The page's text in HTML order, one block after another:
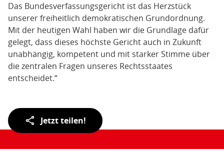
Das Bundesverfassungsgericht ist das Herzstück
unserer freiheitlich demokratischen Grundordnung.
Mit der heutigen Wahl haben wir die Grundlage dafür
gelegt, dass dieses höchste Gericht auch in Zukunft
unabhängig, kompetent und mit starker Stimme über
die zentralen Fragen unseres Rechtsstaates
entscheidet.“
Teilen
der
Jetzt teilen!